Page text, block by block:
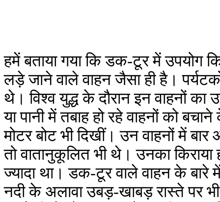
हमें बताया गया कि डक-टूर में उपयोग
लड़े जाने वाले वाहन जैसा ही है।
थे। विश्व युद्ध के दौरान इन वाहनों
या पानी में तबाह हो रहे वाहनों को
मोटर बोट भी दिखीं। उन वाहनों में
तो वातानुकूलित भी थे। उनका
ज्यादा था। डक-टूर वाले वाहन के
नदी के अलावा उबड़-खाबड़ रास्ते पर